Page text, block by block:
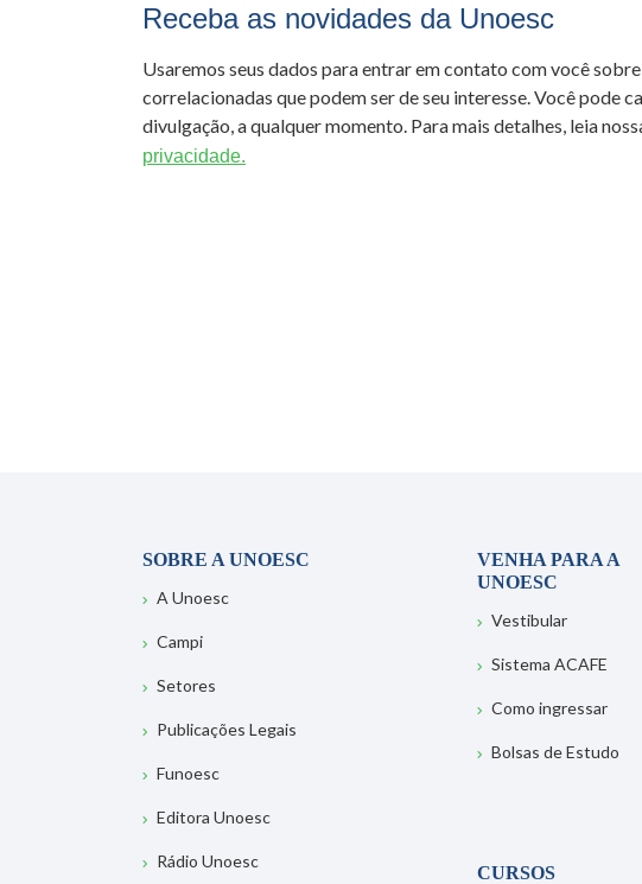
Receba as novidades da Unoesc
Usaremos seus dados para entrar em contato com você
correlacionadas que podem ser de seu interesse. Você pode
divulgação, a qualquer momento. Para mais detalhes, leia
privacidade.
SOBRE A UNOESC
A Unoesc
Campi
Setores
Publicações Legais
Funoesc
Editora Unoesc
Rádio Unoesc
VENHA PARA A
UNOESC
Vestibular
Sistema ACAFE
Como ingressar
Bolsas de Estudo
CURSOS